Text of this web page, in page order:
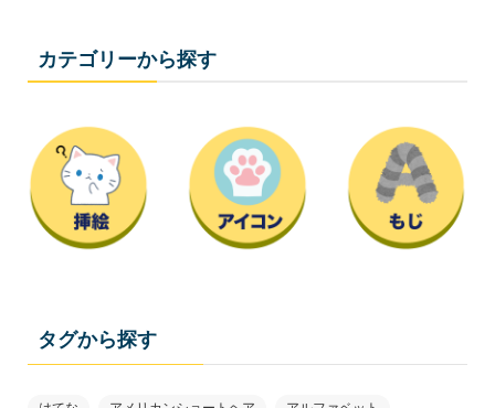
カテゴリーから探す
タグから探す